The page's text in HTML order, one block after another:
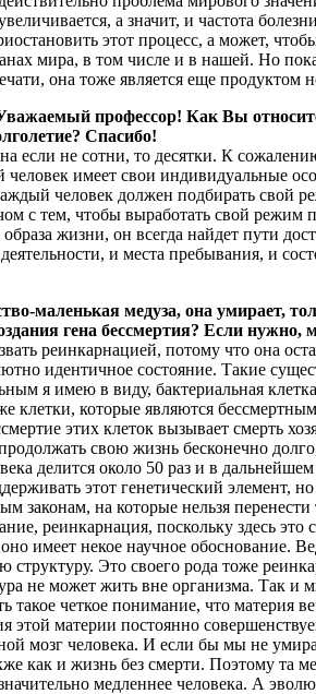
а значит, и частота
этот процесс, а может,
мира, в том числе и в нашей. Но
она тоже является еще продуктом
профессор! Как Вы
Спасибо!
если не сотни, то десятки. К
имеет свои индивидуальные
человек должен подбирать свой
с тем, чтобы выработать свой
жизни, он всегда найдет пути
и места пребывания, и
маленькая медуза, она умирает,
гена бессмертия? Если нужно,
реинкарнацией, потому что она
идентичное состояние. Такие
я имею в виду, бактериальная
которые являются
этих клеток вызывает смерть
свою жизнь бесконечно
делится около 50 раз и в
этот генетический элемент,
законам, на которые нельзя
реинкарнация, поскольку здесь
имеет некое научное обоснование.
структуру. Это своего рода тоже
не может жить вне организма.
четкое понимание, что
этой материи постоянно
мозг человека. И если бы мы не
как и жизнь без смерти. Поэтому та
медленнее человека. А